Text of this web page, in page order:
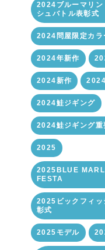
2024ブルーマリン
シュバトル表彰式
2024問屋限定カラ
2024年新作
2024新作
2024鮭ジギング
2024鮭ジギング重
2025
2025BLUE
FESTA
2025ビックフィッ
彰式
2025モデル